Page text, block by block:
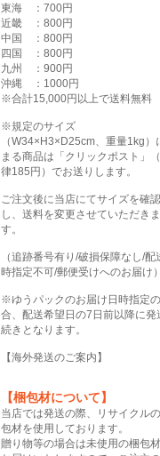
東海 ：700円
近畿 ：800円
中国 ：800円
四国 ：800円
九州 ：900円
沖縄 ：1000円
※合計15,000円以上で送料無料
※規定のサイズ
（W34×H3×D25cm、重量1kg）
まる商品は「クリックポスト」
律185円）でお送りします。
ご注文後に当店にてサイズを確認
し、送料を変更させていただきま
す。
（追跡番号有り/破損保障なし/配
時指定不可/郵便受けへのお届け
※ゆうパックのお届け日時指定
合、配送希望日の7日前以降に発
続きとなります。
【海外発送のご案内】
【梱包材について】
当店では発送の際、リサイクル
包材を使用しております。
贈り物等の場合は未使用の梱包